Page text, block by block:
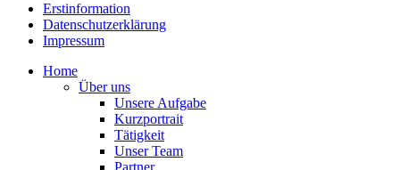
Erstinformation
Datenschutzerklärung
Impressum
Home
Über uns
Unsere Aufgabe
Kurzportrait
Tätigkeit
Unser Team
Partner